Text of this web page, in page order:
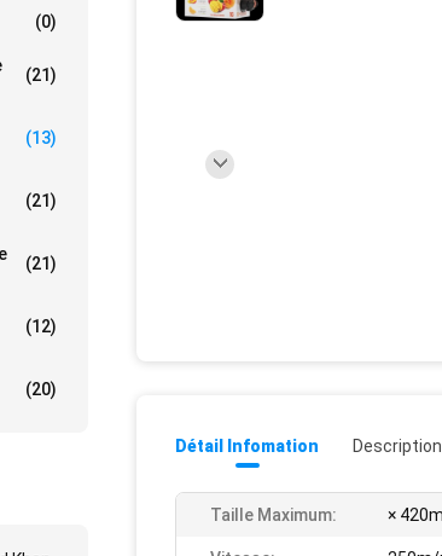
(0)
(21)
(13)
(21)
(21)
(12)
(20)
Détail Infomation
Taille Maximum: ×